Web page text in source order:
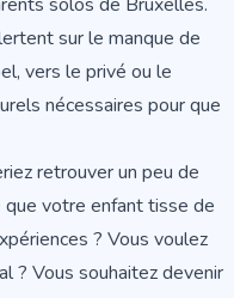
sur le manque de
vers le privé ou le
nécessaires pour que
retrouver un peu de
que votre enfant tisse de
? Vous voulez
? Vous souhaitez devenir